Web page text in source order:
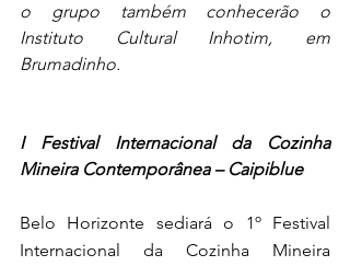
o grupo também conhecerão o
Instituto Cultural Inhotim, em
Brumadinho.
I Festival Internacional da Cozinha
Mineira Contemporânea – Caipiblue
Belo Horizonte sediará o 1º Festival
Internacional da Cozinha Mineira